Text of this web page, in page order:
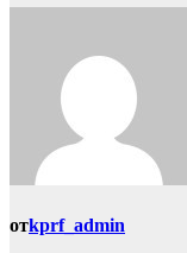
отkprf_admin